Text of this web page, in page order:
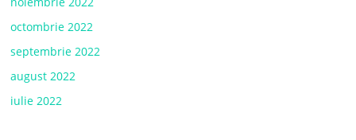
octombrie 2022
septembrie 2022
august 2022
iulie 2022